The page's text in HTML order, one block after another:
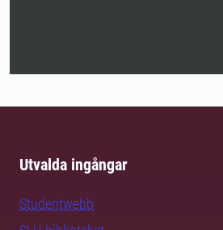
Utvalda ingångar
Studentwebb